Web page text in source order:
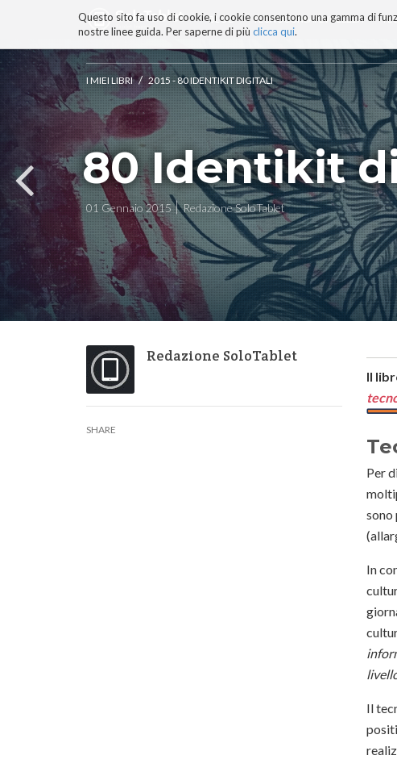
Questo sito fa uso di cookie, i cookie consentono una gamma di
nostre linee guida. Per saperne di più clicca qui.
BLOG TECNOCONSAPEVOLEZZA
ai
contenuti.
|
Salta
alla
navigazione
I MIEI LIBRI / 2015 - 80 IDENTIKIT DIGITALI
80 Identikit
01 Gennaio 2015 Redazione SoloTablet
Redazione SoloTablet
SHARE
Il
Per
sono
In
Il